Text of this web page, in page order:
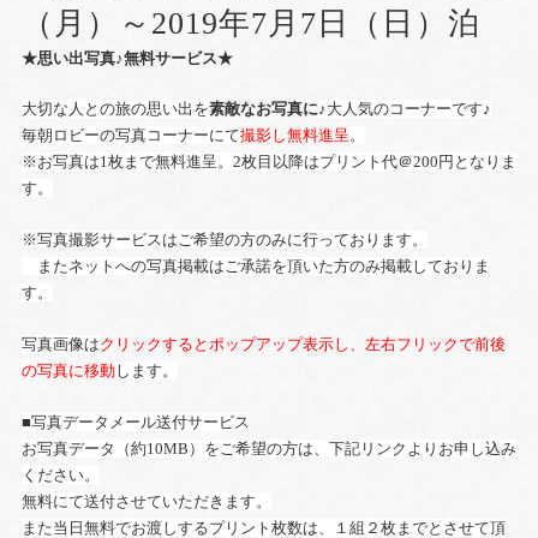
（月）～2019年7月7日（日）泊
★思い出写真♪無料サービス★
大切な人との旅の思い出を素敵なお写真に♪大人気のコーナーです♪
毎朝ロビーの写真コーナーにて撮影し無料進呈 。
※お写真は1枚まで無料進呈。2枚目以降はプリント代＠200円となりま
す。
※写真撮影サービスはご希望の方のみに行っております。
またネットへの写真掲載はご承諾を頂いた方のみ掲載しておりま
す。
写真画像はクリックするとポップアップ表示し、左右フリックで前後
の写真に移動します。
■写真データメール送付サービス
お写真データ（約10MB）をご希望の方は、下記リンクよりお申し込み
ください。
無料にて送付させていただきます。
また当日無料でお渡しするプリント枚数は、１組２枚までとさせて頂